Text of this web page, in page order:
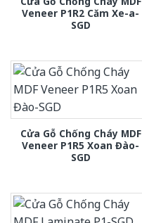
Veneer P1R2 Căm Xe-a-
SGD
Cửa Gỗ Chống Cháy MDF
Veneer P1R5 Xoan Đào-
SGD